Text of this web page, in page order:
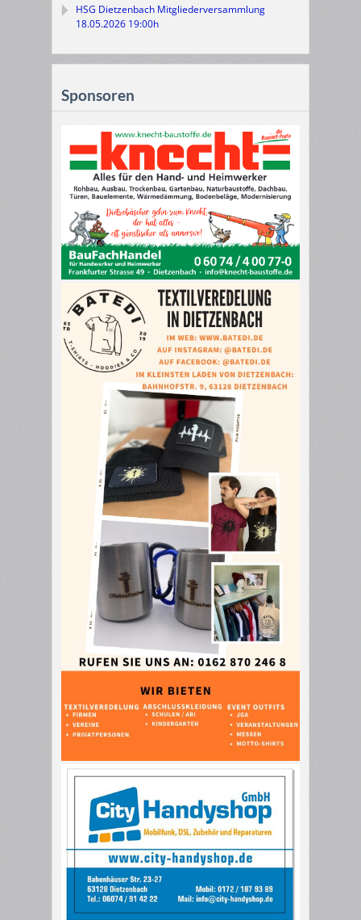
HSG Dietzenbach Mitgliederversammlung
18.05.2026 19:00h
Sponsoren